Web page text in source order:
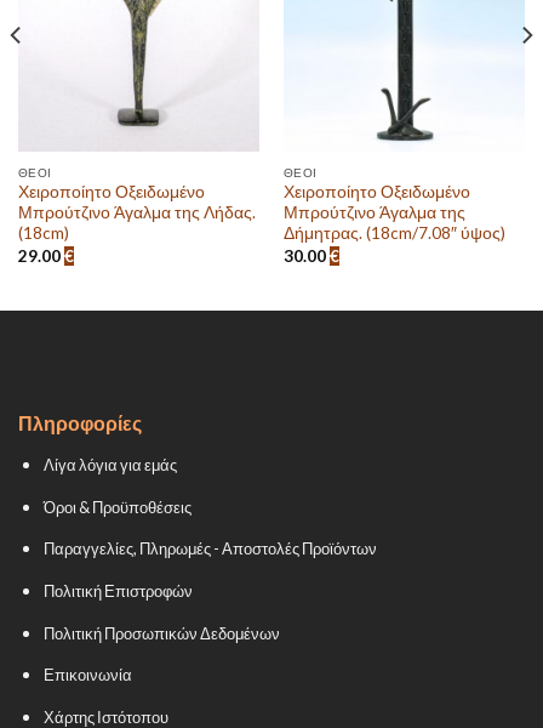
ΘΕΟΊ
Χειροποίητο Οξειδωμένο
Μπρούτζινο Άγαλμα της Λήδας.
(18cm)
29.00€
ΘΕΟΊ
Χειροποίητο Οξειδωμένο
Μπρούτζινο Άγαλμα της
Δήμητρας. (18cm/7.08″ ύψος)
30.00€
Πληροφορίες
Λίγα λόγια για εμάς
Όροι & Προϋποθέσεις
Παραγγελίες, Πληρωμές - Αποστολές Προϊόντων
Πολιτική Επιστροφών
Πολιτική Προσωπικών Δεδομένων
Επικοινωνία
Χάρτης Ιστότοπου